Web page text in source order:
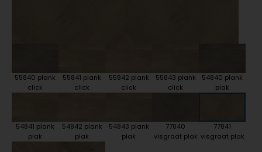
55840 plank
click
55841 plank
click
55842 plank
click
55843 plank
click
54840 plank
plak
54841 plank
plak
54842 plank
plak
54843 plank
plak
77840
visgraat plak
77841
visgraat plak